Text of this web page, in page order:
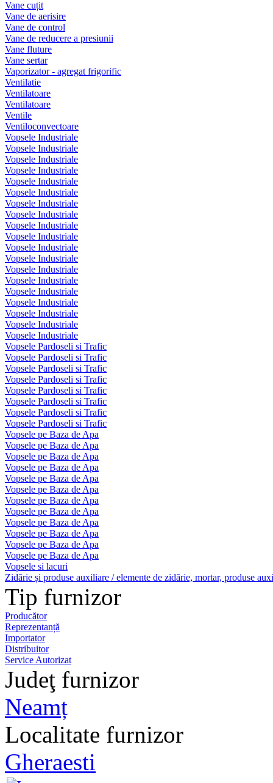
Vane cuțit
Vane de aerisire
Vane de control
Vane de reducere a presiunii
Vane fluture
Vane sertar
Vaporizator - agregat frigorific
Ventilatie
Ventilatoare
Ventilatoare
Ventile
Ventiloconvectoare
Vopsele Industriale
Vopsele Industriale
Vopsele Industriale
Vopsele Industriale
Vopsele Industriale
Vopsele Industriale
Vopsele Industriale
Vopsele Industriale
Vopsele Industriale
Vopsele Industriale
Vopsele Industriale
Vopsele Industriale
Vopsele Industriale
Vopsele Industriale
Vopsele Industriale
Vopsele Industriale
Vopsele Industriale
Vopsele Industriale
Vopsele Industriale
Vopsele Pardoseli si Trafic
Vopsele Pardoseli si Trafic
Vopsele Pardoseli si Trafic
Vopsele Pardoseli si Trafic
Vopsele Pardoseli si Trafic
Vopsele Pardoseli si Trafic
Vopsele Pardoseli si Trafic
Vopsele Pardoseli si Trafic
Vopsele pe Baza de Apa
Vopsele pe Baza de Apa
Vopsele pe Baza de Apa
Vopsele pe Baza de Apa
Vopsele pe Baza de Apa
Vopsele pe Baza de Apa
Vopsele pe Baza de Apa
Vopsele pe Baza de Apa
Vopsele pe Baza de Apa
Vopsele pe Baza de Apa
Vopsele pe Baza de Apa
Vopsele pe Baza de Apa
Vopsele si lacuri
Zidărie și produse auxiliare / elemente de zidărie, mortar, produse
Tip furnizor
Producător
Reprezentanță
Importator
Distribuitor
Service Autorizat
Judeţ furnizor
Neamț
Localitate furnizor
Gheraesti